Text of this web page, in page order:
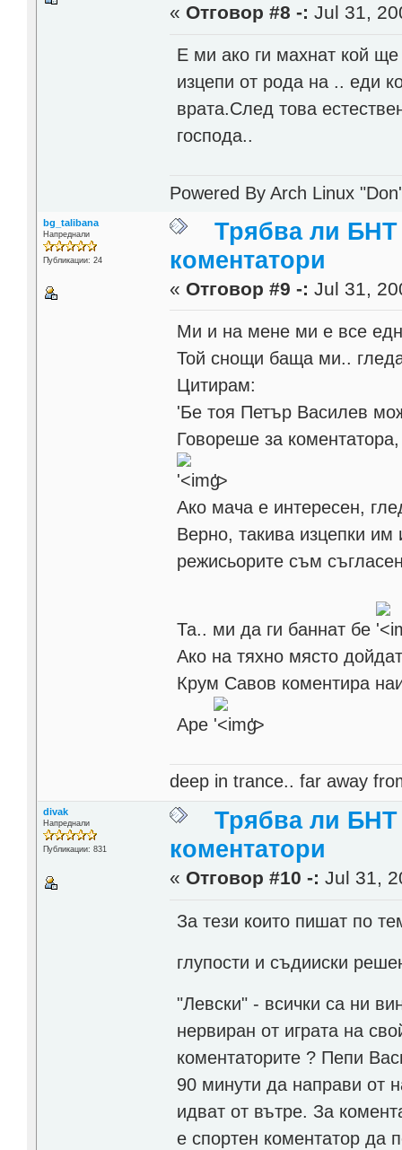
« Отговор #8 -: Jul 31,
Е ми ако ги махнат кой
изцепи от рода на .. еди
врата.След това
господа..
Powered By Arch Linux
bg_talibana
Напреднали
Публикации: 24
Трябва ли БНТ
коментатори
« Отговор #9 -: Jul 31,
Ми и на мене ми е все
Той снощи баща ми..
Цитирам:
'Бе тоя Петър Василев
Говореше за
'>
Ако мача е интересен,
Верно, такива изцепки им
режисьорите съм
Та.. ми да ги баннат бе
Ако на тяхно място
Крум Савов коментира
Аре '>
deep in trance.. far away
divak
Напреднали
Публикации: 831
Трябва ли БНТ
коментатори
« Отговор #10 -: Jul 31,
За тези които пишат по
глупости и съдииски
"Левски" - всички са ни
нервиран от играта на
коментаторите ? Пепи
90 минути да направи от
идват от вътре. За
е спортен коментатор да